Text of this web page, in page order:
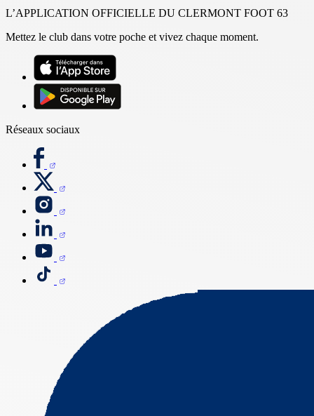
L’APPLICATION OFFICIELLE DU CLERMONT FOOT 63
Mettez le club dans votre poche et vivez chaque moment.
Réseaux sociaux